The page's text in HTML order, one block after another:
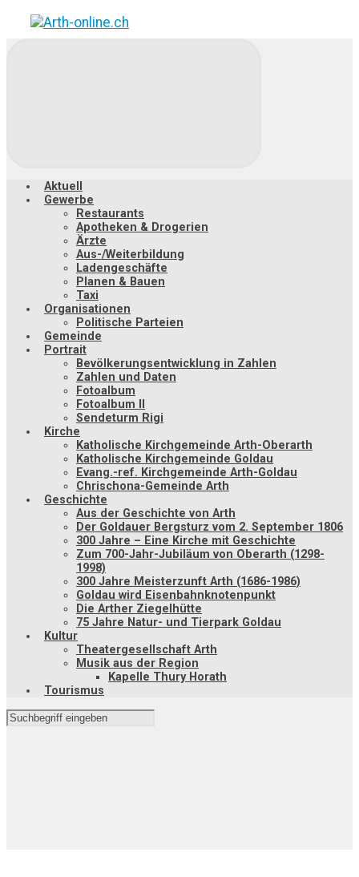
Zum
Hauptinhalt
Aktuell
Gewerbe
Restaurants
Apotheken & Drogerien
Ärzte
Aus-/Weiterbildung
Ladengeschäfte
Planen & Bauen
Taxi
Organisationen
Politische Parteien
Gemeinde
Portrait
Bevölkerungsentwicklung in Zahlen
Zahlen und Daten
Fotoalbum
Fotoalbum II
Sendeturm Rigi
Kirche
Katholische Kirchgemeinde Arth-Oberarth
Katholische Kirchgemeinde Goldau
Evang.-ref. Kirchgemeinde Arth-Goldau
Chrischona-Gemeinde Arth
Geschichte
Aus der Geschichte von Arth
Der Goldauer Bergsturz vom 2. September 1806
300 Jahre – Eine Kirche mit Geschichte
Zum 700-Jahr-Jubiläum von Oberarth (1298-
1998)
300 Jahre Meisterzunft Arth (1686-1986)
Goldau wird Eisenbahnknotenpunkt
Die Arther Ziegelhütte
75 Jahre Natur- und Tierpark Goldau
Kultur
Theatergesellschaft Arth
Musik aus der Region
Kapelle Thury Horath
Tourismus